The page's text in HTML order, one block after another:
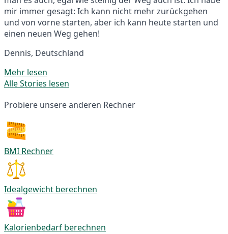
mir immer gesagt: Ich kann nicht mehr zurückgehen
und von vorne starten, aber ich kann heute starten und
einen neuen Weg gehen!
Dennis, Deutschland
Mehr lesen
Alle Stories lesen
Probiere unsere anderen Rechner
BMI Rechner
Idealgewicht berechnen
Kalorienbedarf berechnen